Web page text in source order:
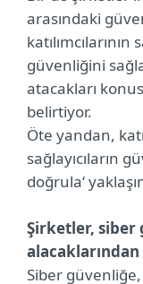
arasındaki
güvenliğini
atacakları
belirtiyor.
Öte yandan,
sağlayıcıların
doğrula‘
Şirketler, siber
Siber